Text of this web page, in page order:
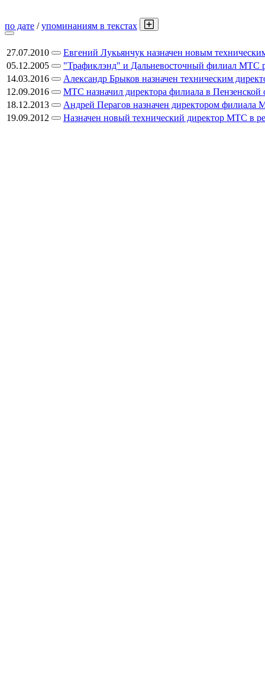
по дате /упоминаниям в текстах
27.07.2010
Евгений Лукьянчук назначен новым
05.12.2005
"Трафиклэнд" и Дальневосточный филиал МТС
14.03.2016
Александр Брыков назначен техническим
12.09.2016
МТС назначил директора филиала в Пензенской
18.12.2013
Андрей Перагов назначен директором филиала
19.09.2012
Назначен новый технический директор МТС в